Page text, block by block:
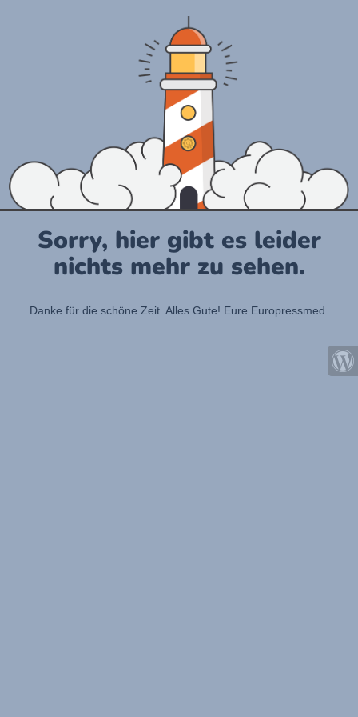
Sorry, hier gibt es leider
nichts mehr zu sehen.
Danke für die schöne Zeit. Alles Gute! Eure Europressmed.